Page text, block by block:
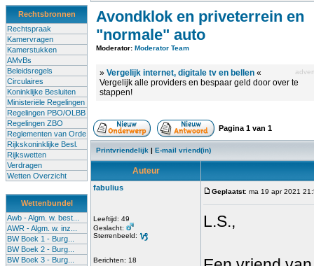
Rechtsbronnen
Rechtspraak
Kamervragen
Kamerstukken
AMvBs
Beleidsregels
Circulaires
Koninklijke Besluiten
Ministeriële Regelingen
Regelingen PBO/OLBB
Regelingen ZBO
Reglementen van Orde
Rijkskoninklijke Besl.
Rijkswetten
Verdragen
Wetten Overzicht
Wettenbundel
Awb - Algm. w. best...
AWR - Algm. w. inz...
BW Boek 1 - Burg...
BW Boek 2 - Burg...
BW Boek 3 - Burg...
Avondklok en priveterrein en
"normale" auto
Moderator: Moderator Team
» Vergelijk internet, digitale tv en bellen «
Vergelijk alle providers en bespaar geld door over te
stappen!
Pagina 1 van 1
Printvriendelijk | E-mail vriend(in)
Auteur
fabulius
Leeftijd: 49
Geslacht:
Sterrenbeeld:
Berichten: 18
Geplaatst: ma 19 apr 2021
L.S.,